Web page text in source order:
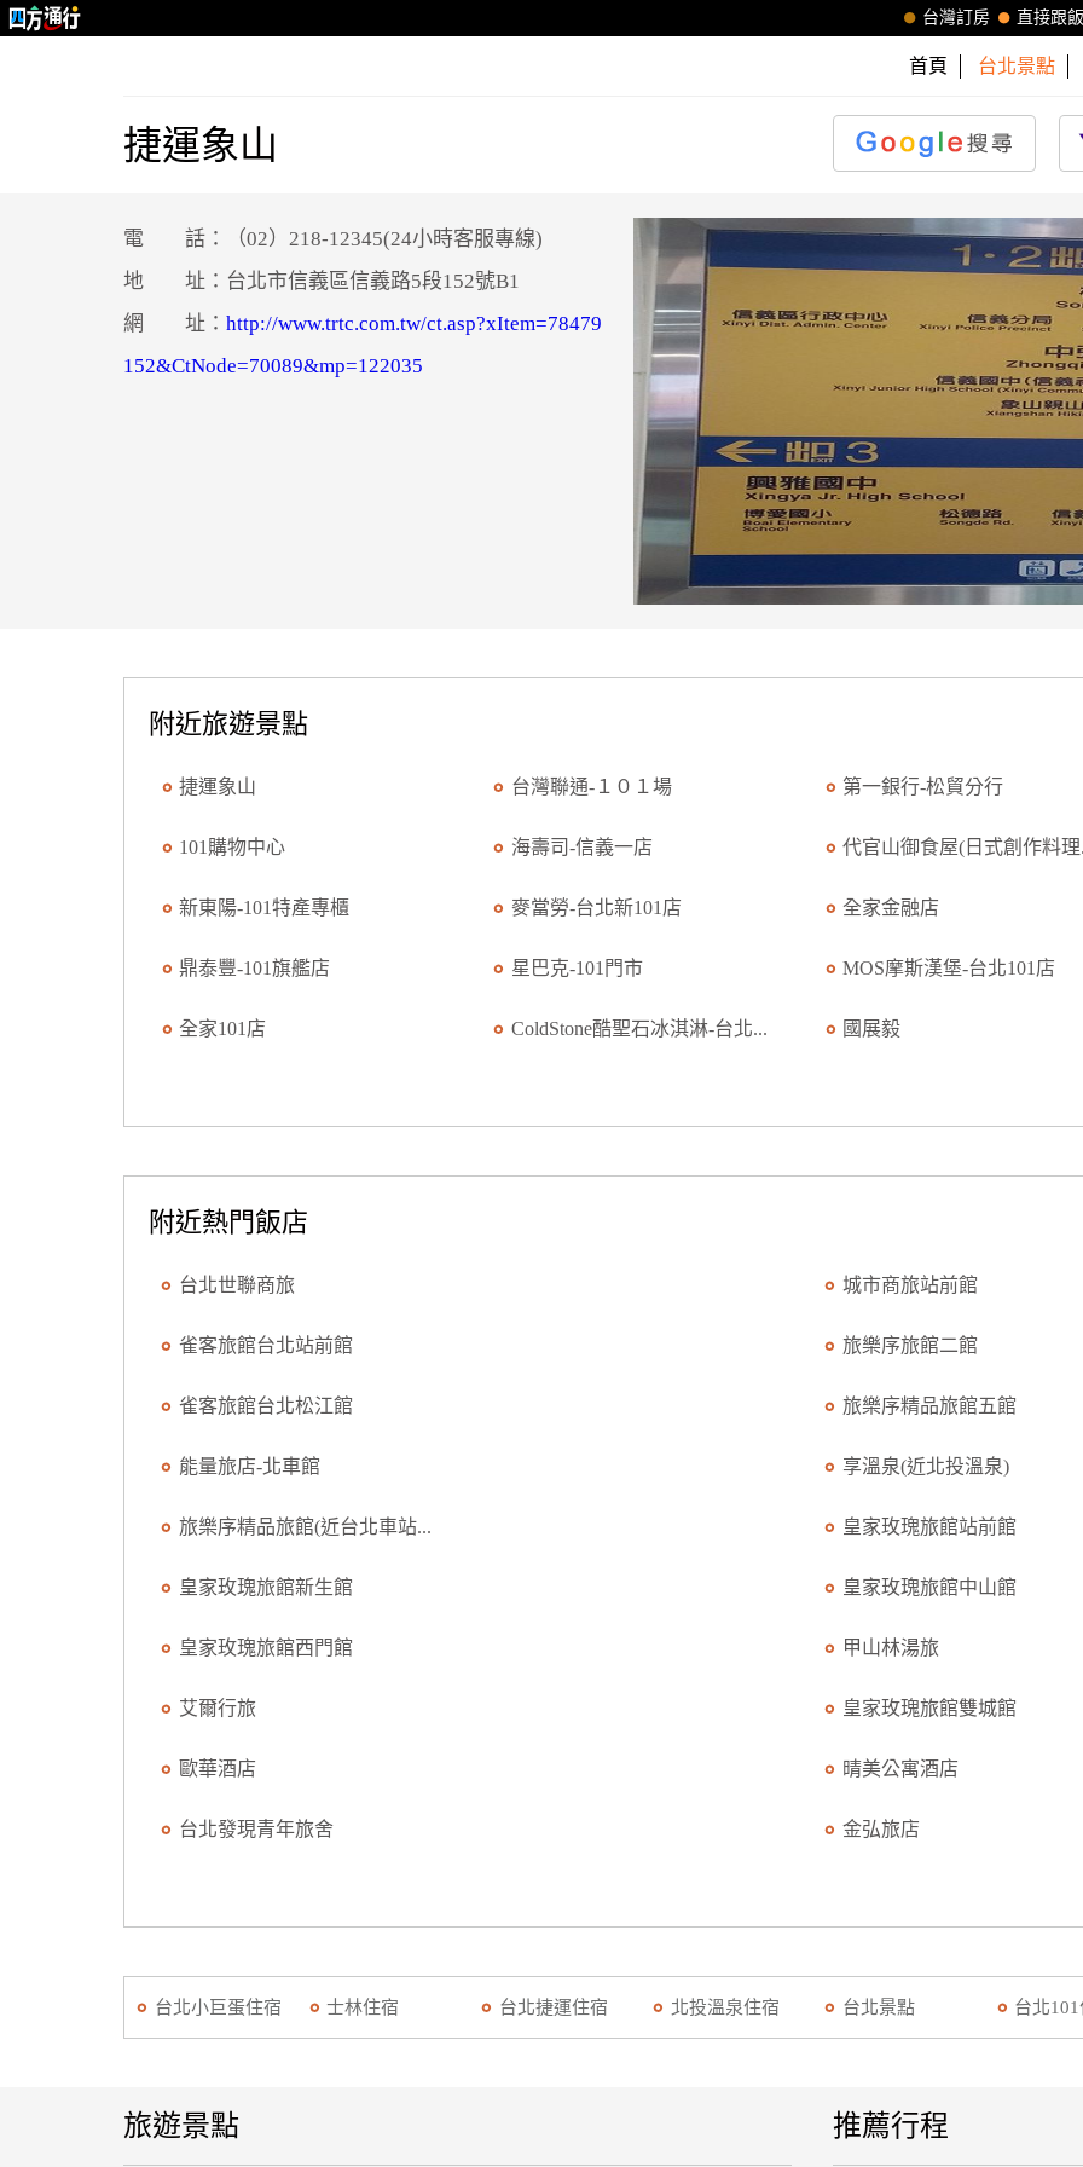
直接跟
台灣訂房
首頁 台北景點
捷運象山
電 話：（02）218-12345(24小時客服專線)
地 址：台北市信義區信義路5段152號B1
網 址： http://www.trtc.com.tw/ct.asp?xItem=78479
152&CtNode=70089&mp=122035
附近旅遊景點
捷運象山 台灣聯通-１０１場 第一銀行-松貿分行
101購物中心 海壽司-信義一店 代官山御食屋(日式創作料理
新東陽-101特產專櫃 麥當勞-台北新101店 全家金融店
鼎泰豐-101旗艦店 星巴克-101門市 MOS摩斯漢堡-台北101店
全家101店 ColdStone酷聖石冰淇淋-台北... 國展毅
附近熱門飯店
台北世聯商旅 城市商旅站前館
雀客旅館台北站前館 旅樂序旅館二館
雀客旅館台北松江館 旅樂序精品旅館五館
能量旅店-北車館 享溫泉(近北投溫泉)
旅樂序精品旅館(近台北車站... 皇家玫瑰旅館站前館
皇家玫瑰旅館新生館 皇家玫瑰旅館中山館
皇家玫瑰旅館西門館 甲山林湯旅
艾爾行旅 皇家玫瑰旅館雙城館
歐華酒店 晴美公寓酒店
台北發現青年旅舍 金弘旅店
台北小巨蛋住宿 士林住宿 台北捷運住宿 北投溫泉住宿 台北景點 台北
旅遊景點 推薦行程